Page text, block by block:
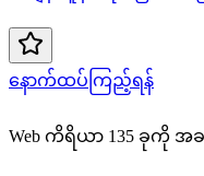
နောက်ထပ်ကြည့်ရန်
Web ကိရိယာ 135 ခုကို